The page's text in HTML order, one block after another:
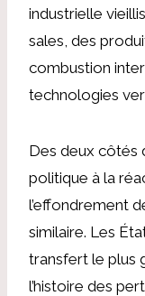
industrielle
sales, des
combustion
technologies
Des deux côtés
politique à la
l’effondrement
similaire. Les
transfert le plus
l’histoire des